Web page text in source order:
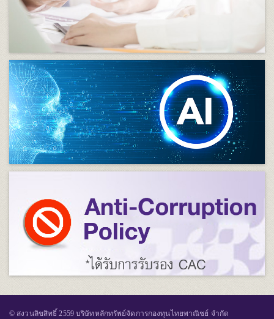
© สงวนลิขสิทธิ์ 2559 บริษัทหลักทรัพย์จัดการกองทุนไทยพาณิชย์ จำกัด